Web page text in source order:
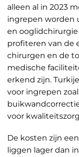
alleen al in 2023
ingrepen worden
en
profiteren van de
chirurgen en de
medische
erkend zijn.
voor ingrepen
voor
De kosten zijn
liggen lager dan